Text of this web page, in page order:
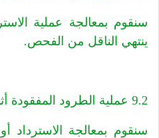
سنقوم بمعالجة عملية
ينتهي الناقل من الفحص.
9.2 عملية الطرود المفقودة أثناء العبور
سنقوم بمعالجة الاسترداد